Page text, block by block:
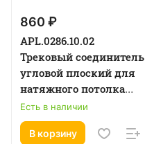
860 ₽
APL.0286.10.02
Трековый соединитель
угловой плоский для
натяжного потолка
Magnetic track 220
Есть в наличии
В корзину